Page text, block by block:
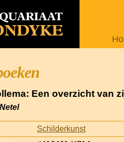
Een overzicht van
Schilderkunst